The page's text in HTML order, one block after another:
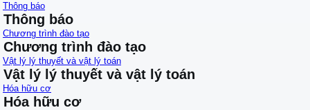
Thông báo
Thông báo
Chương trình đào tạo
Chương trình đào tạo
Vật lý lý thuyết và vật lý toán
Vật lý lý thuyết và vật lý toán
Hóa hữu cơ
Hóa hữu cơ